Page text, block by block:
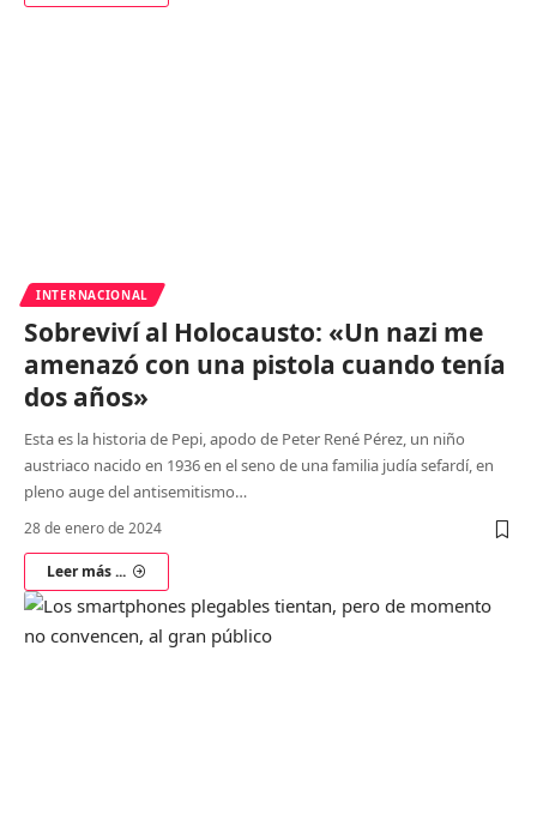
INTERNACIONAL
Sobreviví al Holocausto: «Un nazi me
amenazó con una pistola cuando tenía
dos años»
Esta es la historia de Pepi, apodo de Peter René Pérez, un niño
austriaco nacido en 1936 en el seno de una familia judía sefardí, en
pleno auge del antisemitismo…
28 de enero de 2024
Leer más ...